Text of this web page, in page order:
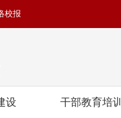
校报
设 干部教育培训